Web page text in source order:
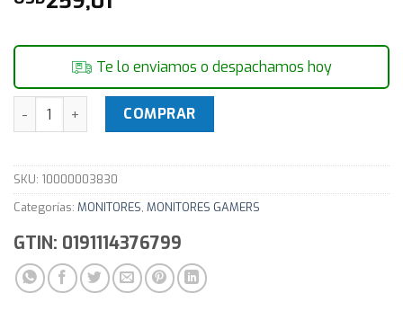
Te lo enviamos o despachamos hoy
Monitor Gamer 24" Acer K242hyl Hbi Gaming Fhd 1ms
COMPRAR
SKU: 10000003830
Categorías: MONITORES, MONITORES GAMERS
GTIN: 0191114376799